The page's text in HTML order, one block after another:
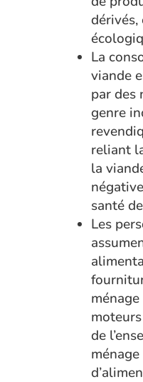
dérivés,
La
viande
par des
genre
reliant
la
santé
Les
de